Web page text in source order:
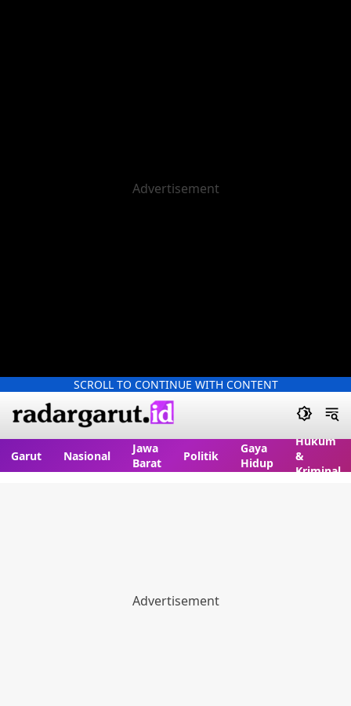
SCROLL TO CONTINUE WITH CONTENT
Garut Nasional
Jawa
Barat
Politik
Gaya
Hidup
Hukum
&
Kriminal